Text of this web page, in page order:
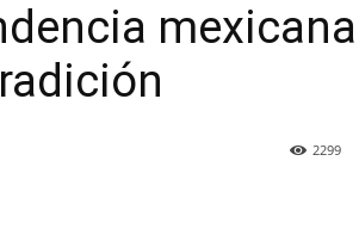
mexicana
2299